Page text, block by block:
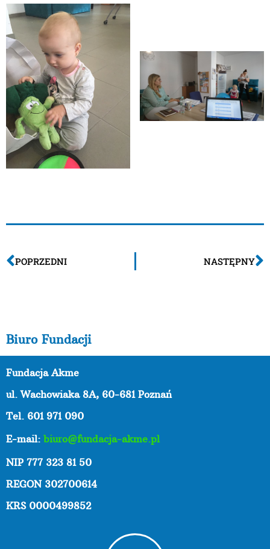
POPRZEDNI NASTĘPNY
Biuro Fundacji
Fundacja Akme
ul. Wachowiaka 8A, 60-681 Poznań
Tel. 601 971 090
E-mail: biuro@fundacja-akme.pl
NIP 777 323 81 50
REGON 302700614
KRS 0000499852